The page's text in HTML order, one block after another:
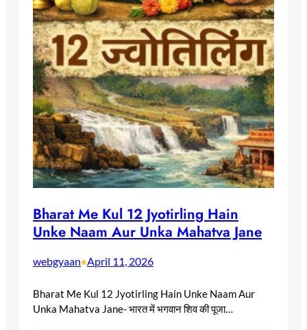
Bharat Me Kul 12 Jyotirling Hain
Unke Naam Aur Unka Mahatva Jane
webgyaan•April 11, 2026
Bharat Me Kul 12 Jyotirling Hain Unke Naam Aur
Unka Mahatva Jane- भारत में भगवान शिव की पूजा…